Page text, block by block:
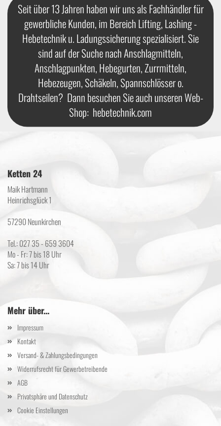
Seit über 13 Jahren haben wir uns als Fachhändler für
gewerbliche Kunden, im Bereich Lifting, Lashing -
Hebetechnik u. Ladungssicherung spezialisiert. Sie
sind auf der Suche nach Anschlagmitteln,
Anschlagpunkten, Hebegurten, Zurrmitteln,
Hebezeugen, Schäkeln, Spannschlösser o.
Drahtseilen? Dann besuchen Sie auch unseren Web-
Shop: hebetechnik.com
Ketten 24
Maik Hartmann
Heinrichsglück 1
57290 Neunkirchen
Tel.: 027 35 - 659 3604
Mo - Fr: 7 bis 18 Uhr
Sa: 7 bis 14 Uhr
Mehr über...
Impressum
Kontakt
Versand- & Zahlungsbedingungen
Widerrufsrecht für Gewerbetreibende
AGB
Privatsphäre und Datenschutz
Cookie Einstellungen